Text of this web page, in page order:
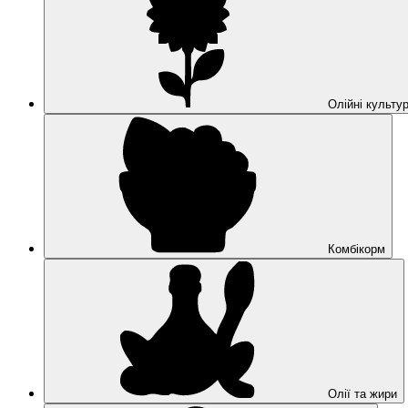
Олійні
Комбікорм
Олії та жири